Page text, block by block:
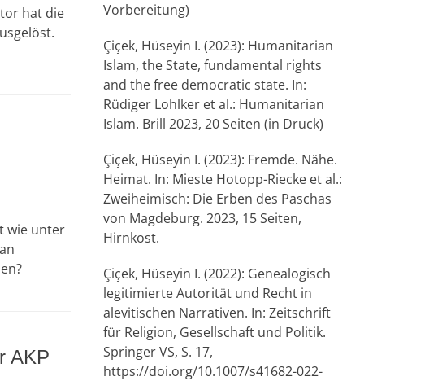
hat die
wie unter
AKP
Vorbereitung)
Çiçek, Hüseyin I. (2023): Humanitarian
Islam, the State, fundamental rights
and the free democratic state. In:
Rüdiger Lohlker et al.: Humanitarian
Islam. Brill 2023, 20 Seiten (in Druck)
Çiçek, Hüseyin I. (2023): Fremde. Nähe.
Heimat. In: Mieste Hotopp-Riecke et al.:
Zweiheimisch: Die Erben des Paschas
von Magdeburg. 2023, 15 Seiten,
Hirnkost.
Çiçek, Hüseyin I. (2022): Genealogisch
legitimierte Autorität und Recht in
alevitischen Narrativen. In: Zeitschrift
für Religion, Gesellschaft und Politik.
Springer VS, S. 17,
https://doi.org/10.1007/s41682-022-